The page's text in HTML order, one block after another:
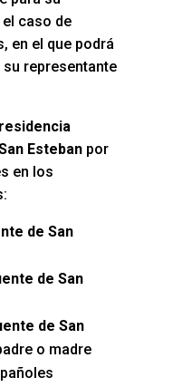
caso de
en el que podrá
representante
Estebanpor
en los
de San
de San
de San
o madre